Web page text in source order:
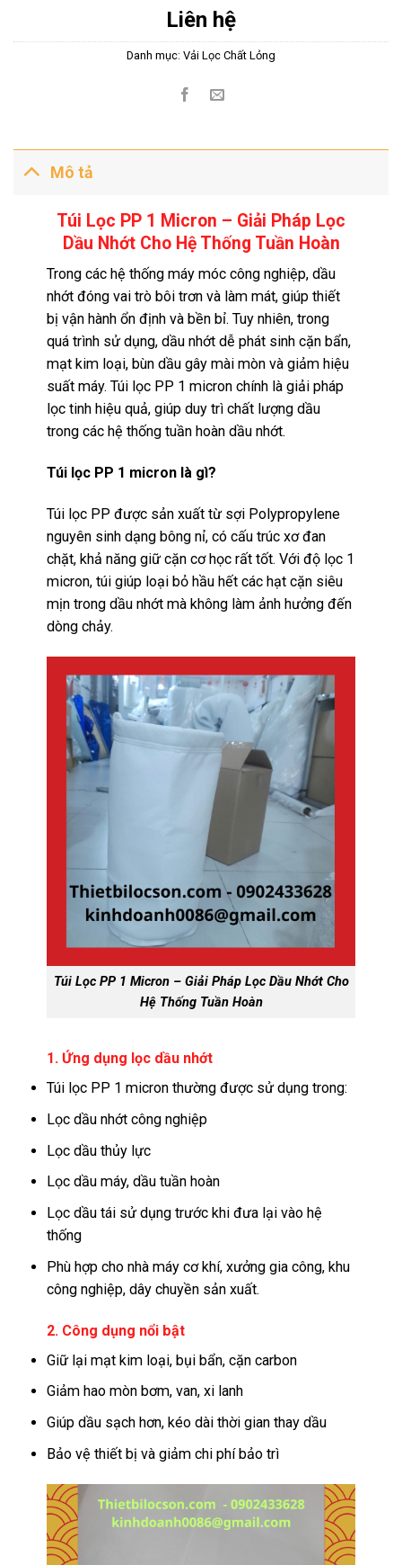
Liên hệ
Danh mục: Vải Lọc Chất Lỏng
Mô tả
Túi Lọc PP 1 Micron – Giải Pháp Lọc
Dầu Nhớt Cho Hệ Thống Tuần Hoàn
Trong các hệ thống máy móc công nghiệp, dầu
nhớt đóng vai trò bôi trơn và làm mát, giúp thiết
bị vận hành ổn định và bền bỉ. Tuy nhiên, trong
quá trình sử dụng, dầu nhớt dễ phát sinh cặn bẩn,
mạt kim loại, bùn dầu gây mài mòn và giảm hiệu
suất máy.Túi lọc PP 1 micron chính là giải pháp
lọc tinh hiệu quả, giúp duy trì chất lượng dầu
trong các hệ thống tuần hoàn dầu nhớt.
Túi lọc PP 1 micron là gì?
Túi lọc PP được sản xuất từ sợi Polypropylene
nguyên sinh dạng bông nỉ, có cấu trúc xơ đan
chặt, khả năng giữ cặn cơ học rất tốt. Với độ lọc 1
micron, túi giúp loại bỏ hầu hết các hạt cặn siêu
mịn trong dầu nhớt mà không làm ảnh hưởng đến
dòng chảy.
Túi Lọc PP 1 Micron – Giải Pháp Lọc Dầu Nhớt Cho
Hệ Thống Tuần Hoàn
1. Ứng dụng lọc dầu nhớt
Túi lọc PP 1 micron thường được sử dụng trong:
Lọc dầu nhớt công nghiệp
Lọc dầu thủy lực
Lọc dầu máy, dầu tuần hoàn
Lọc dầu tái sử dụng trước khi đưa lại vào hệ
thống
Phù hợp cho nhà máy cơ khí, xưởng gia công, khu
công nghiệp, dây chuyền sản xuất.
2. Công dụng nổi bật
Giữ lại mạt kim loại, bụi bẩn, cặn carbon
Giảm hao mòn bơm, van, xi lanh
Giúp dầu sạch hơn, kéo dài thời gian thay dầu
Bảo vệ thiết bị và giảm chi phí bảo trì